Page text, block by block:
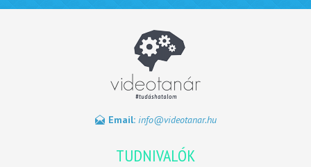
Email: info@videotanar.hu
TUDNIVALÓK